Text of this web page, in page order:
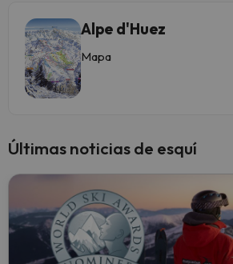
Alpe d'Huez
Mapa
Últimas noticias de esquí